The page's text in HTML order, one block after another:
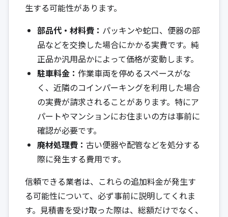
生する可能性があります。
部品代・材料費： パッキンや蛇口、便器の部
品などを交換した場合にかかる実費です。純
正品か汎用品かによって価格が変動します。
駐車料金： 作業車両を停めるスペースがな
く、近隣のコインパーキングを利用した場合
の実費が請求されることがあります。特にア
パートやマンションにお住まいの方は事前に
確認が必要です。
廃材処理費： 古い便器や配管などを処分する
際に発生する費用です。
信頼できる業者は、これらの追加料金が発生す
る可能性について、必ず事前に説明してくれま
す。見積書を受け取った際は、総額だけでなく、